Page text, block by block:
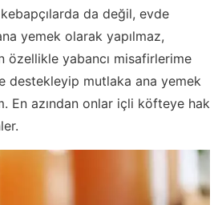
da değil, evde
yemek olarak yapılmaz,
özellikle yabancı misafirlerime
destekleyip mutlaka ana yemek
En azından onlar içli köfteye hak